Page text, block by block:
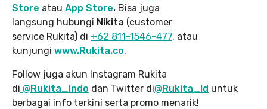
Store atau App Store. Bisa juga
langsung hubungi Nikita (customer
service Rukita) di +62 811-1546-477, atau
kunjungi www.Rukita.co.
Follow juga akun Instagram Rukita
di @Rukita_Indo dan Twitter di@Rukita_Id untuk
berbagai info terkini serta promo menarik!